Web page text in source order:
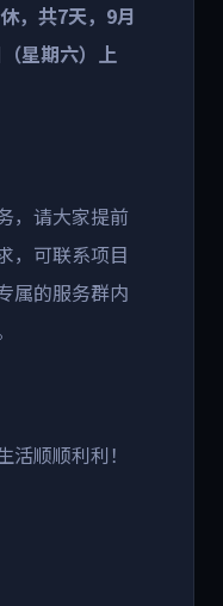
，共7天， 9月
星期六）上
，请大家提前
，可联系项目
属的服务群内
顺顺利利！